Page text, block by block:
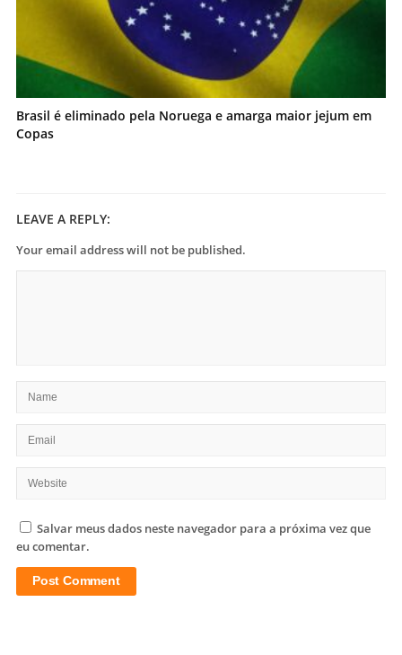
Brasil é eliminado pela Noruega e amarga maior jejum em
Copas
LEAVE A REPLY:
Your email address will not be published.
Salvar meus dados neste navegador para a próxima vez que
eu comentar.